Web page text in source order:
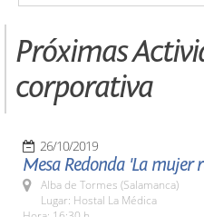
Próximas
corporativa
26/10/2019
Mesa Redonda 'La mujer
Alba de Tormes (Salamanca)
Lugar: Hostal La Médica